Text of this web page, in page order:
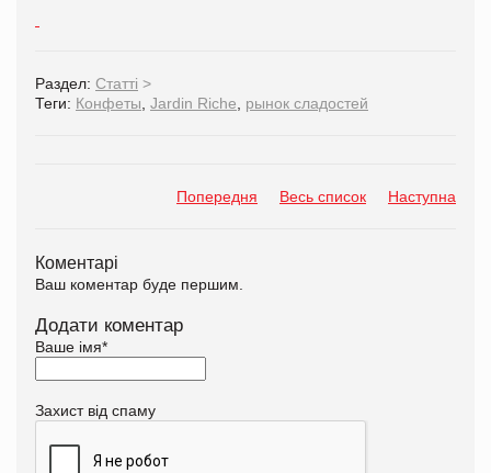
Раздел: Статті >
Теги: Конфеты Jardin Riche рынок сладостей
Попередня Весь список Наступна
Коментарі
Ваш коментар буде першим.
Додати коментар
Ваше імя*
Захист від спаму